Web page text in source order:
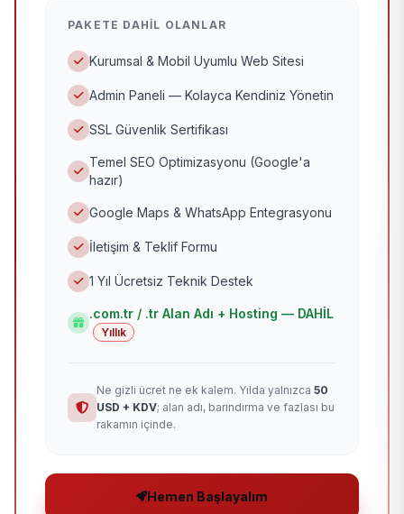
PAKETE DAHIL OLANLAR
Kurumsal & Mobil Uyumlu Web Sitesi
Admin Paneli — Kolayca Kendiniz Yönetin
SSL Güvenlik Sertifikası
Temel SEO Optimizasyonu (Google'a
hazır)
Google Maps & WhatsApp Entegrasyonu
İletişim & Teklif Formu
1 Yıl Ücretsiz Teknik Destek
.com.tr / .tr Alan Adı + Hosting — DAHİL
Yıllık
Ne gizli ücret ne ek kalem. Yılda yalnızca 50
USD + KDV; alan adı, barındırma ve fazlası bu
rakamın içinde.
Hemen Başlayalım